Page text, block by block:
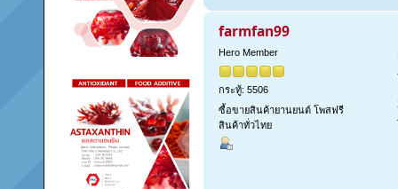
farmfan99
Hero Member
กระทู้: 5506
ซื้อขายสินค้ายานยนต์ โพสฟรี
สินค้าทั่วไทย